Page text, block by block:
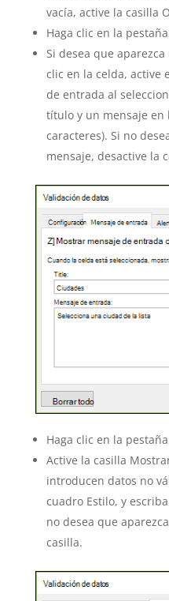
vacía, active la casilla
Haga clic en la
Si desea que
clic en la celda, active
de entrada al
título y un mensaje en
caracteres). Si no
mensaje, desactive la
Haga clic en la
Active la casilla
introducen datos no
cuadro Estilo, y
no desea que
casilla.